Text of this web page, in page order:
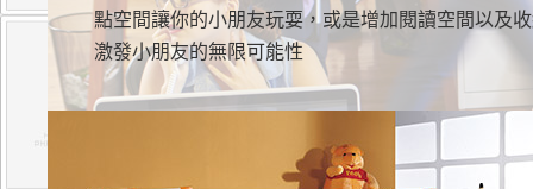
點空間讓你的小朋友玩耍，或是增加閱讀空間以及
激發小朋友的無限可能性